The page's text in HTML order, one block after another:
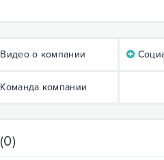
Видео о компании
Команда компании
(0)